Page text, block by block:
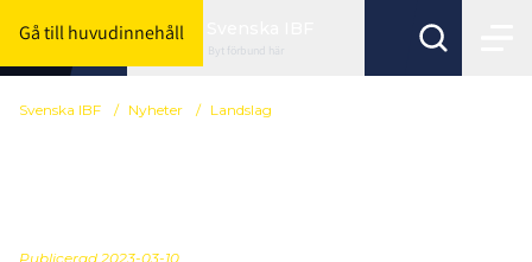
Gå till huvudinnehåll
Byt förbund här
Svenska IBF / Nyheter / Landslag
Publicerad 2023-03-10